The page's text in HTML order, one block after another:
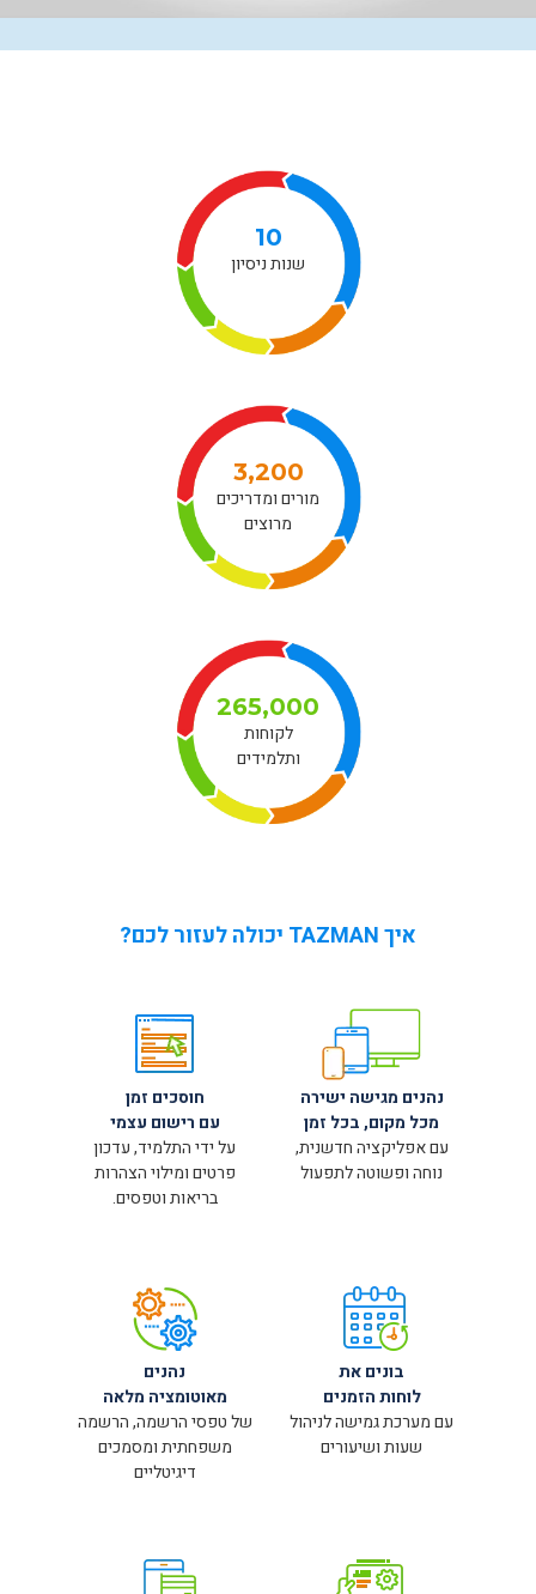
10
שנות ניסיון
3,200
מורים ומדריכים
מרוצים
265,000
לקוחות
ותלמידים
איך TAZMAN יכולה לעזור לכם?
נהנים מגישה ישירה
מכל מקום, בכל זמן
עם אפליקציה חדשנית,
נוחה ופשוטה לתפעול
חוסכים זמן
עם רישום עצמי
על ידי התלמיד, עדכון
פרטים ומילוי הצהרות
בריאות וטפסים.
בונים את
לוחות הזמנים
עם מערכת גמישה לניהול
שעות ושיעורים
נהנים
מאוטומציה מלאה
של טפסי הרשמה, הרשמה
משפחתית ומסמכים
דיגיטליים